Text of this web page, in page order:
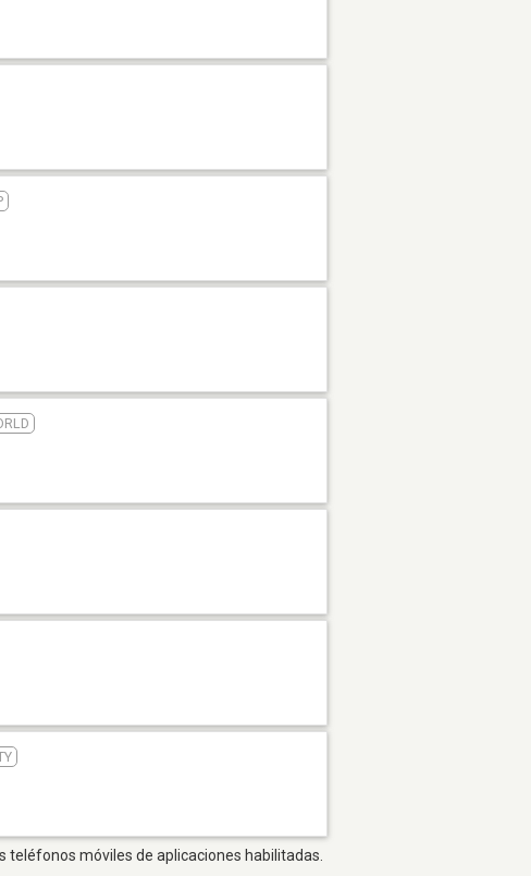
teléfonos móviles de aplicaciones habilitadas.